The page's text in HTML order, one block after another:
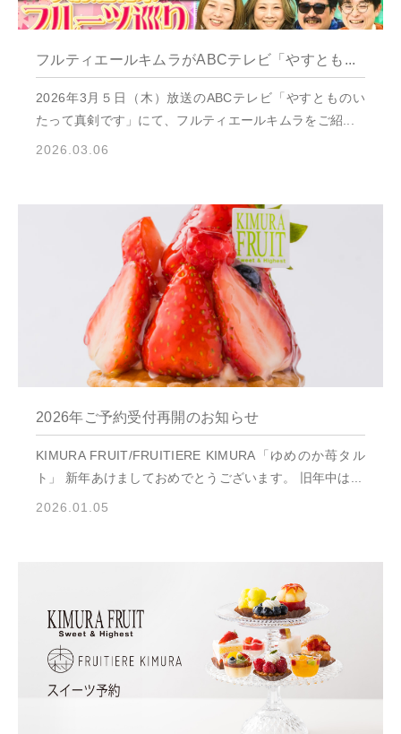
フルティエールキムラがABCテレビ「やすとも...
2026年3月５日（木）放送のABCテレビ「やすとものい
たって真剣です」にて、フルティエールキムラをご紹...
2026.03.06
2026年ご予約受付再開のお知らせ
KIMURA FRUIT/FRUITIERE KIMURA「ゆめのか苺タル
ト」 新年あけましておめでとうございます。 旧年中は...
2026.01.05